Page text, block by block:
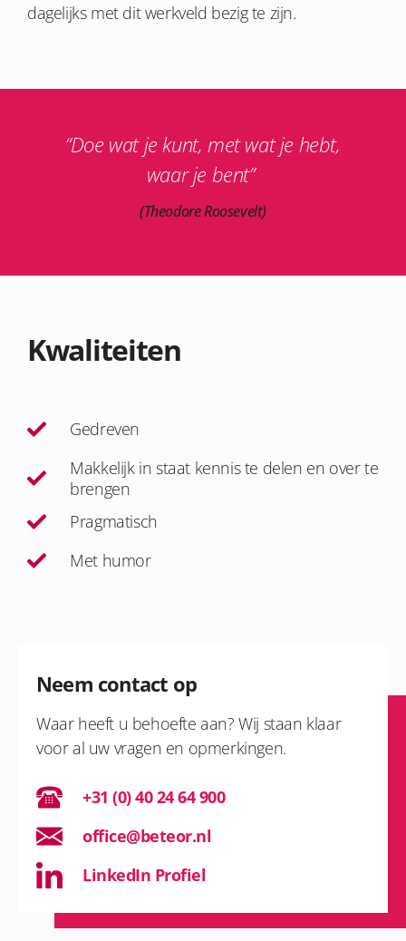
dagelijks met dit werkveld bezig te zijn.
“Doe wat je kunt, met wat je hebt,
waar je bent”
(Theodore Roosevelt)
Kwaliteiten
Gedreven
Makkelijk in staat kennis te delen en over te
brengen
Pragmatisch
Met humor
Neem contact op
Waar heeft u behoefte aan? Wij staan klaar
voor al uw vragen en opmerkingen.
+31 (0) 40 24 64 900
office@beteor.nl
LinkedIn Profiel